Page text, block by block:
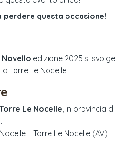
perdere questa occasione!
edizione 2025 si svolge
a Torre Le Nocelle.
Torre Le Nocelle , in provincia di
– Torre Le Nocelle (AV)